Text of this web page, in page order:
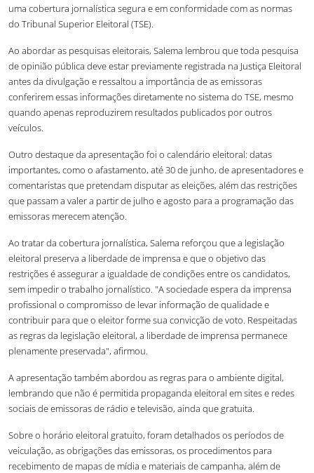
uma cobertura jornalística segura e em conformidade com as normas
do Tribunal Superior Eleitoral (TSE).
Ao abordar as pesquisas eleitorais, Salema lembrou que toda pesquisa
de opinião pública deve estar previamente registrada na Justiça Eleitoral
antes da divulgação e ressaltou a importância de as emissoras
conferirem essas informações diretamente no sistema do TSE, mesmo
quando apenas reproduzirem resultados publicados por outros
veículos.
Outro destaque da apresentação foi o calendário eleitoral: datas
importantes, como o afastamento, até 30 de junho, de apresentadores e
comentaristas que pretendam disputar as eleições, além das restrições
que passam a valer a partir de julho e agosto para a programação das
emissoras merecem atenção.
Ao tratar da cobertura jornalística, Salema reforçou que a legislação
eleitoral preserva a liberdade de imprensa e que o objetivo das
restrições é assegurar a igualdade de condições entre os candidatos,
sem impedir o trabalho jornalístico. "A sociedade espera da imprensa
profissional o compromisso de levar informação de qualidade e
contribuir para que o eleitor forme sua convicção de voto. Respeitadas
as regras da legislação eleitoral, a liberdade de imprensa permanece
plenamente preservada", afirmou.
A apresentação também abordou as regras para o ambiente digital,
lembrando que não é permitida propaganda eleitoral em sites e redes
sociais de emissoras de rádio e televisão, ainda que gratuita.
Sobre o horário eleitoral gratuito, foram detalhados os períodos de
veiculação, as obrigações das emissoras, os procedimentos para
recebimento de mapas de mídia e materiais de campanha, além de